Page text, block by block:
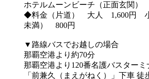
ホテルムーンビーチ（正面玄関）
◆料金（片道） 大人 1,600円 小
未満） 800円
▼路線バスでお越しの場合
那覇空港より約70分
那覇空港より120番名護バスターミ
「前兼久（まえがねく）」下車 徒